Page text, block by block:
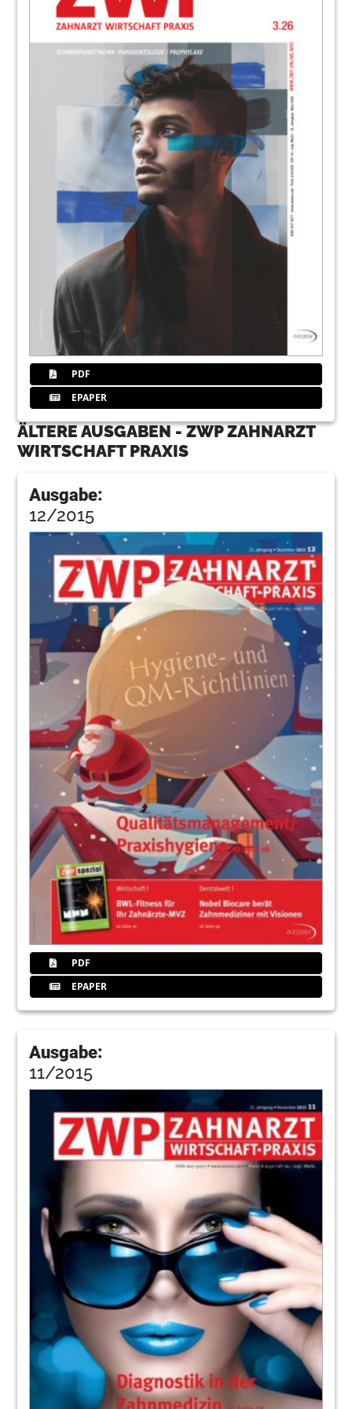
Hilfe in Tansania
Prof. inv. Dr. Martin Jörgens
Fokus: Praxis
Interview: Minze oder Erdbeer?
Kariesprävention leicht gemacht
Prof. David Manton (Australien) im Gespräch
Zähneputzen soll Spaß machen
Kirsten Gregus
Zahn- und Mundgesundheit: Viele Akteure
– ein Ziel
Rolf-Dieter Haspel
dental bauer GmbH & Co. KG
99Instrumentieren mit Schall, Ultraschall
oder Hub?
Redaktion
100Produkte
Redaktion
114Impressum/ Inserenten
Redaktion
„Deutschlands schönste Zahnarztpraxis“
wieder gesucht
116Permadental
PDF
EPAPER
ÄLTERE AUSGABEN - ZWP ZAHNARZT
WIRTSCHAFT PRAXIS
Ausgabe:
12/2015
PDF
EPAPER
Ausgabe:
11/2015